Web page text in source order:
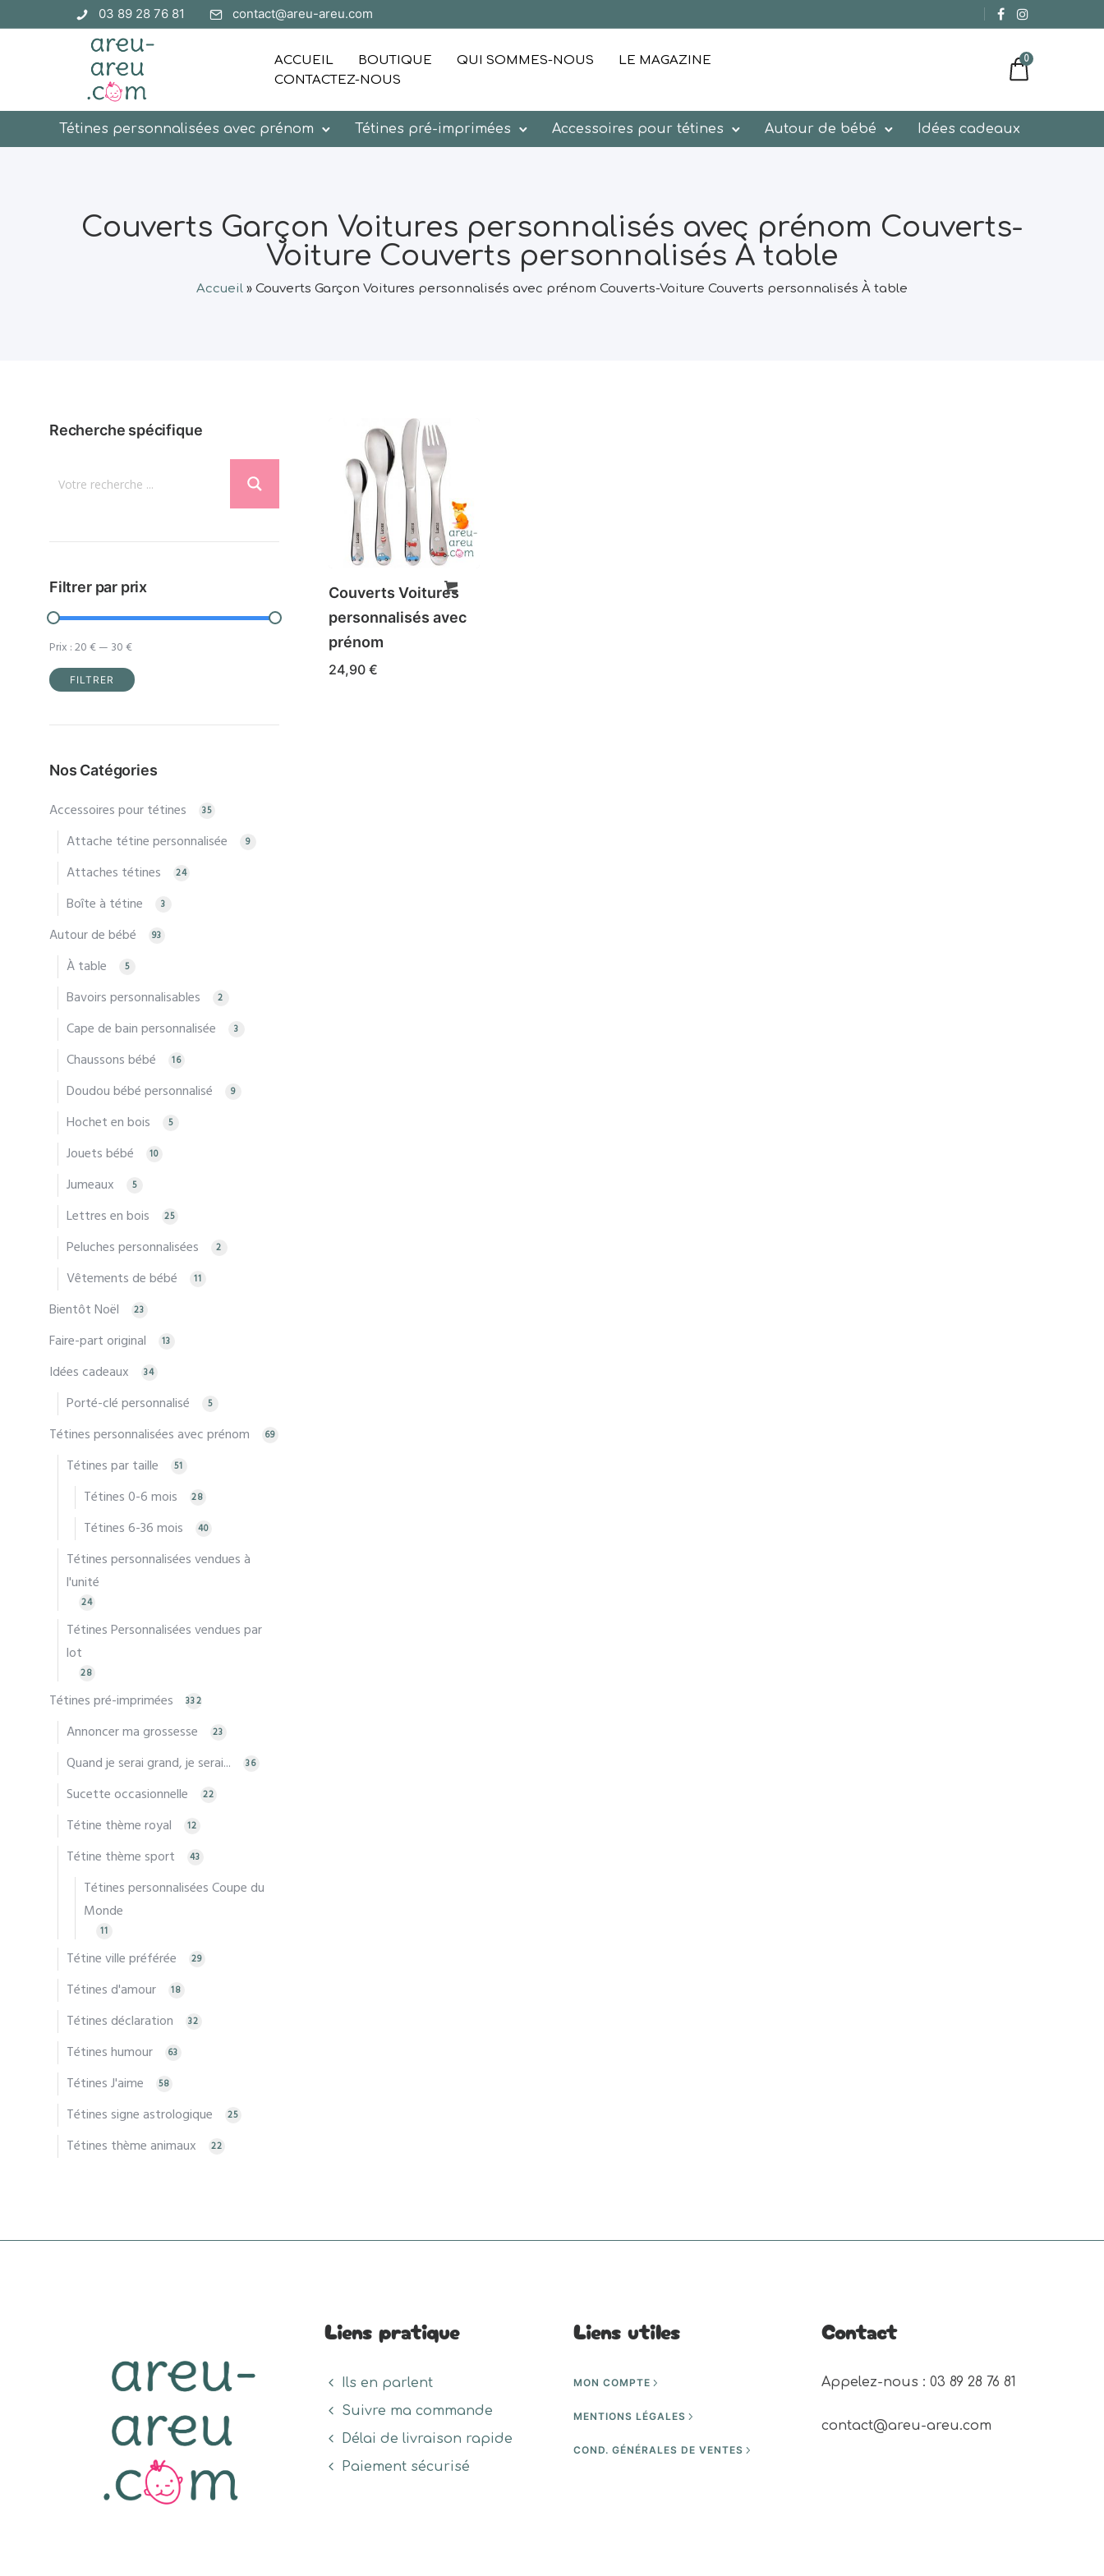
03 89 28 76 81 contact@areu-areu.com
ACCUEIL BOUTIQUE QUI SOMMES-NOUS
LE MAGAZINE
CONTACTEZ-NOUS
0
Tétines personnalisées avec prénom Tétines pré-imprimées Accessoires pour tétines Autour de bébé Idées cadeaux
Couverts Garçon Voitures personnalisés avec prénom Couverts-
Voiture Couverts personnalisés À table
Accueil » Couverts Garçon Voitures personnalisés avec prénom Couverts-Voiture Couverts personnalisés À table
Couverts Voitures
personnalisés avec
prénom
24,90 €
Recherche spécifique
Filtrer par prix
min
max
FILTRER
Prix :20 €— 30 €
Nos Catégories
Accessoires pour tétines 35
Attache tétine personnalisée 9
Attaches tétines 24
Boîte à tétine 3
Autour de bébé 93
À table 5
Bavoirs personnalisables 2
Cape de bain personnalisée 3
Chaussons bébé 16
Doudou bébé personnalisé 9
Hochet en bois 5
Jouets bébé 10
Jumeaux 5
Lettres en bois 25
Peluches personnalisées 2
Vêtements de bébé 11
Bientôt Noël 23
Faire-part original 13
Idées cadeaux 34
Porté-clé personnalisé 5
Tétines personnalisées avec prénom 69
Tétines par taille 51
Tétines 0-6 mois 28
Tétines 6-36 mois 40
Tétines personnalisées vendues à
l'unité
24
Tétines Personnalisées vendues par
lot
28
Tétines pré-imprimées 332
Annoncer ma grossesse 23
Quand je serai grand, je serai... 36
Sucette occasionnelle 22
Tétine thème royal 12
Tétine thème sport 43
Tétines personnalisées Coupe du
Monde
11
Tétine ville préférée 29
Tétines d'amour 18
Tétines déclaration 32
Tétines humour 63
Tétines J'aime 58
Tétines signe astrologique 25
Tétines thème animaux 22
Liens pratique
Ils en parlent
Suivre ma commande
Délai de livraison rapide
Paiement sécurisé
Liens utiles
MON COMPTE
MENTIONS LÉGALES
COND. GÉNÉRALES DE VENTES
Contact
Appelez-nous : 03 89 28 76 81
contact@areu-areu.com